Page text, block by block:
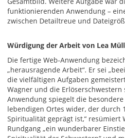
funktionierenden Anwendung –
zwischen Detailtreue und
Würdigung der Arbeit von Lea
Die fertige Web-Anwendung
„herausragende Arbeit“. Er sei
die vielfältigen Aufgaben
Wagner und die Erlöserschwestern
Anwendung spiegelt die
lebendigen Ortes wider, der durch
Spiritualität geprägt ist,“ resümiert
Rundgang „ein wunderbarer